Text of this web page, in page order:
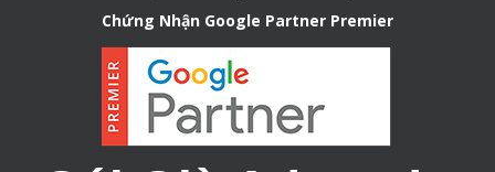
Chứng Nhận Google Partner Premier